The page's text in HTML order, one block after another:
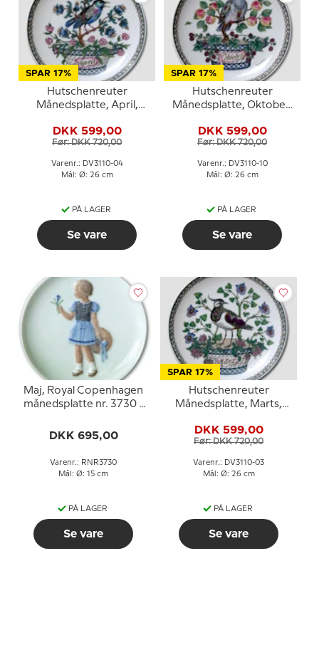
SPAR 17%
Hutschenreuter
Månedsplatte, April,
DKK 599,00
Før: DKK 720,00
Varenr.: DV3110-04
Mål: Ø: 26 cm
PÅ LAGER
Se vare
SPAR 17%
Hutschenreuter
Månedsplatte, Oktober,
DKK 599,00
Før: DKK 720,00
Varenr.: DV3110-10
Mål: Ø: 26 cm
PÅ LAGER
Se vare
Maj, Royal Copenhagen
månedsplatte nr. 3730 -
DKK 695,00
Varenr.: RNR3730
Mål: Ø: 15 cm
PÅ LAGER
Se vare
SPAR 17%
Hutschenreuter
Månedsplatte, Marts,
DKK 599,00
Før: DKK 720,00
Varenr.: DV3110-03
Mål: Ø: 26 cm
PÅ LAGER
Se vare